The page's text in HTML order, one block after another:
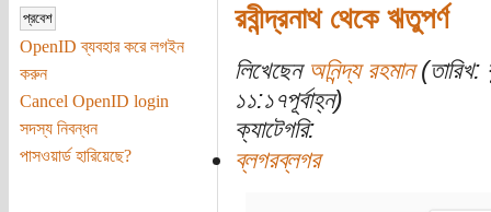
OpenID ব্যবহার করে লগইন
করুন
Cancel OpenID login
সদস্য নিবন্ধন
পাসওয়ার্ড হারিয়েছে?
রবীন্দ্রনাথ থেকে ঋতুপর্ণ
লিখেছেন অনিন্দ্য রহমান
১১:১৭পূর্বাহ্ন)
ক্যাটেগরি:
ব্লগরব্লগর